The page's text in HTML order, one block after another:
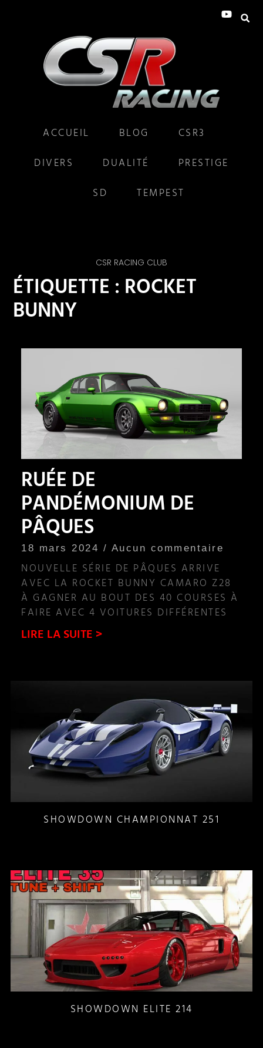
ACCUEIL BLOG
CSR3
DIVERS
DUALITÉ
PRESTIGE
SD
TEMPEST
CSR RACING CLUB
ÉTIQUETTE : ROCKET
BUNNY
RUÉE DE
PANDÉMONIUM DE
PÂQUES
18 mars 2024 Aucun commentaire
NOUVELLE SÉRIE DE PÂQUES ARRIVE
AVEC LA ROCKET BUNNY CAMARO Z28
À GAGNER AU BOUT DES 40 COURSES À
FAIRE AVEC 4 VOITURES DIFFÉRENTES
LIRE LA SUITE >
SHOWDOWN CHAMPIONNAT 251
SHOWDOWN ELITE 214